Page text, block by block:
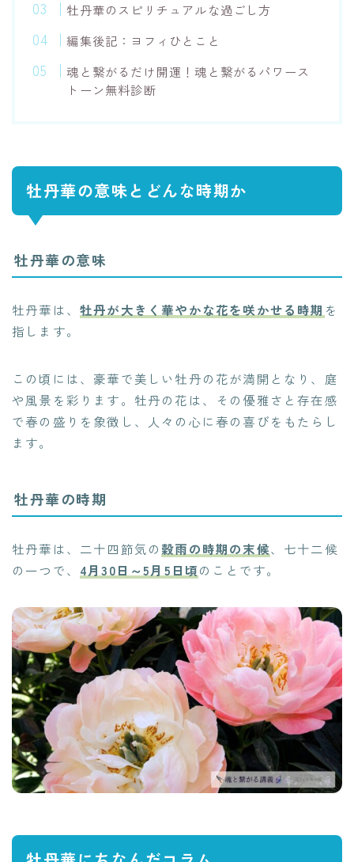
牡丹華のスピリチュアルな過ごし方
編集後記：ヨフィひとこと
魂と繋がるだけ開運！魂と繋がるパワース
トーン無料診断
牡丹華の意味とどんな時期か
牡丹華の意味
牡丹華は、 牡丹が大きく華やかな花を咲かせる時期 を
指します。
この頃には、豪華で美しい牡丹の花が満開となり、庭
や風景を彩ります。牡丹の花は、その優雅さと存在感
で春の盛りを象徴し、人々の心に春の喜びをもたらし
ます。
牡丹華の時期
牡丹華は、二十四節気の 穀雨の時期の末候、七十二候
の一つで、 4月30日～5月5日頃のことです。